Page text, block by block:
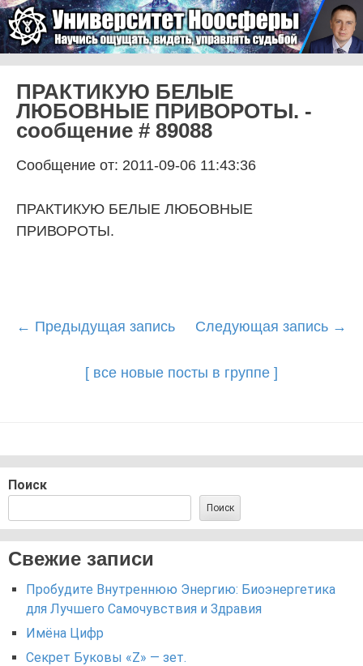
Университет Ноосферы
ПРАКТИКУЮ БЕЛЫЕ
ЛЮБОВНЫЕ ПРИВОРОТЫ. -
сообщение # 89088
Сообщение от: 2011-09-06 11:43:36
ПРАКТИКУЮ БЕЛЫЕ ЛЮБОВНЫЕ
ПРИВОРОТЫ.
Post
← Предыдущая запись Следующая запись →
[ все новые посты в группе ]
Поиск
Поиск
Свежие записи
Пробудите Внутреннюю Энергию: Биоэнергетика
для Лучшего Самочувствия и Здравия
Имёна Цифр
Секрет Буковы «Z» — зет.